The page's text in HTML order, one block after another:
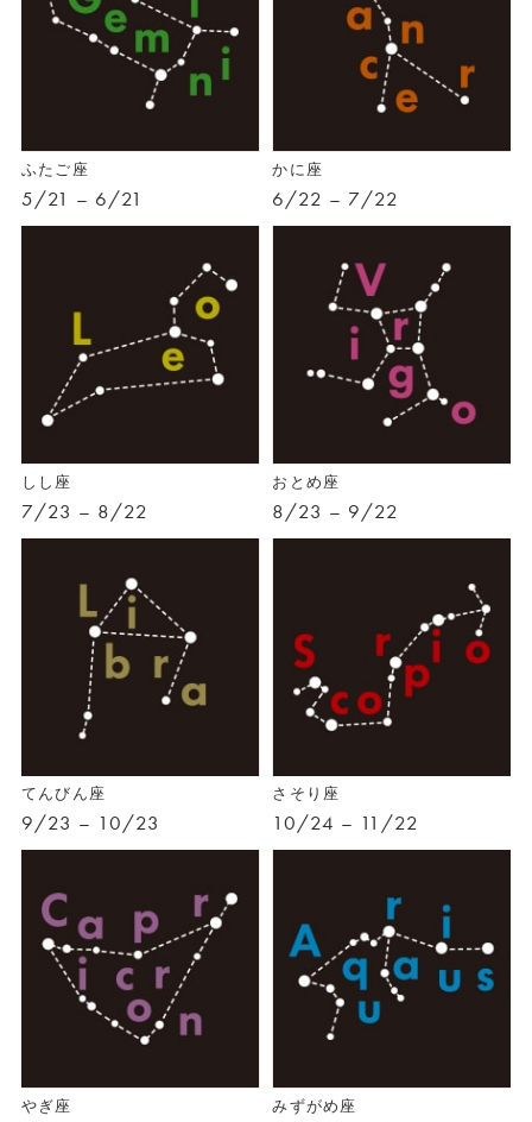
ふたご座
5/21 – 6/21
かに座
6/22 – 7/22
しし座
7/23 – 8/22
おとめ座
8/23 – 9/22
てんびん座
9/23 – 10/23
さそり座
10/24 – 11/22
やぎ座 みずがめ座